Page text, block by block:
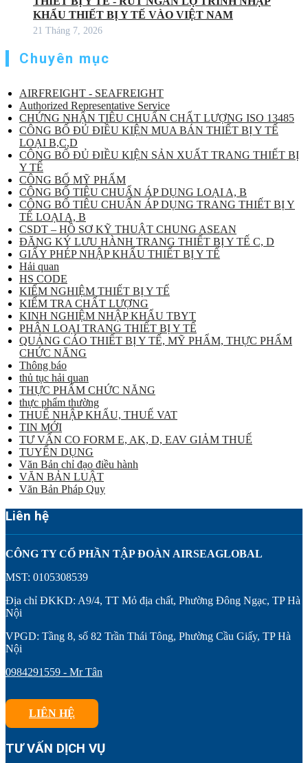
KHẨU THIẾT BỊ Y TẾ VÀO VIỆT NAM
21 Tháng 7, 2026
Chuyên mục
AIRFREIGHT - SEAFREIGHT
Authorized Representative Service
CHỨNG NHẬN TIÊU CHUẨN CHẤT LƯỢNG ISO 13485
CÔNG BỐ ĐỦ ĐIỀU KIỆN MUA BÁN THIẾT BỊ Y TẾ
LOẠI B,C,D
CÔNG BỐ ĐỦ ĐIỀU KIỆN SẢN XUẤT TRANG THIẾT BỊ
Y TẾ
CÔNG BỐ MỸ PHẨM
CÔNG BỐ TIÊU CHUẨN ÁP DỤNG LOẠI A, B
CÔNG BỐ TIÊU CHUẨN ÁP DỤNG TRANG THIẾT BỊ Y
TẾ LOẠI A, B
CSDT – HỒ SƠ KỸ THUẬT CHUNG ASEAN
ĐĂNG KÝ LƯU HÀNH TRANG THIẾT BỊ Y TẾ C, D
GIẤY PHÉP NHẬP KHẨU THIẾT BỊ Y TẾ
Hải quan
HS CODE
KIỂM NGHIỆM THIẾT BỊ Y TẾ
KIỂM TRA CHẤT LƯỢNG
KINH NGHIỆM NHẬP KHẨU TBYT
PHÂN LOẠI TRANG THIẾT BỊ Y TẾ
QUẢNG CÁO THIẾT BỊ Y TẾ, MỸ PHẨM, THỰC PHẨM
CHỨC NĂNG
Thông báo
thủ tục hải quan
THỰC PHẨM CHỨC NĂNG
thực phẩm thường
THUẾ NHẬP KHẨU, THUẾ VAT
TIN MỚI
TƯ VẤN CO FORM E, AK, D, EAV GIẢM THUẾ
TUYỂN DỤNG
Văn Bản chỉ đạo điều hành
VĂN BẢN LUẬT
Văn Bản Pháp Quy
Liên hệ
CÔNG TY CỔ PHẦN TẬP ĐOÀN AIRSEAGLOBAL
MST: 0105308539
Địa chỉ ĐKKD: A9/4, TT Mỏ địa chất, Phường Đông Ngạc, TP Hà
Nội
VPGD: Tầng 8, số 82 Trần Thái Tông, Phường Cầu Giấy, TP Hà
Nội
0984291559 - Mr Tân
LIÊN HỆ
TƯ VẤN DỊCH VỤ